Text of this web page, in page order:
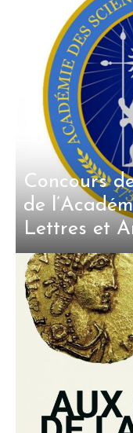
Concours
de
Lettres et